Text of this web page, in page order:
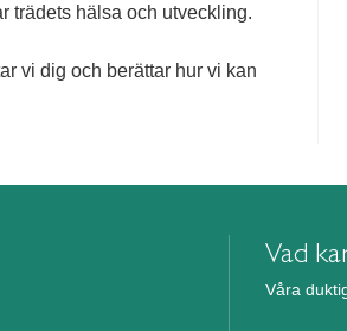
trädets hälsa och utveckling.
vi dig och berättar hur vi kan
Vad
Våra